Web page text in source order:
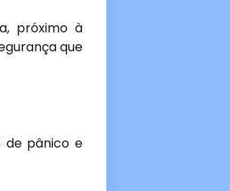
próximo à
que
de pânico e